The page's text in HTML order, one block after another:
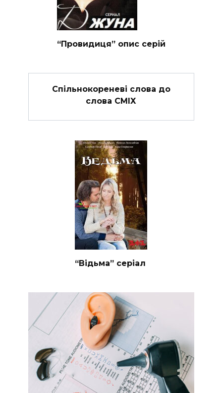
“Провидиця” опис серій
Спільнокореневі слова до
слова СМІХ
“Відьма” серіал